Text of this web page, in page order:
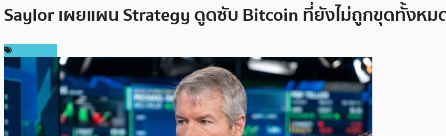
Saylor เผยแผน Strategy ดูดซับ Bitcoin ที่ยังไม่ถูกขุดทั้งหม